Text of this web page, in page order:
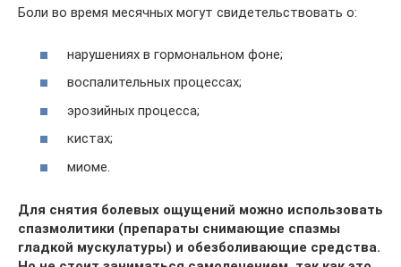
Боли во время месячных могут свидетельствовать о:
нарушениях в гормональном фоне;
воспалительных процессах;
эрозийных процесса;
кистах;
миоме.
Для снятия болевых ощущений можно использовать
спазмолитики (препараты снимающие спазмы
гладкой мускулатуры) и обезболивающие средства.